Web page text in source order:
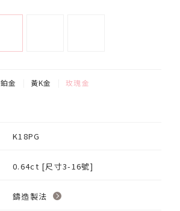
鉑金 黃K金 玫瑰金
K18PG
0.64ct [尺寸3-16號]
鑄造製法